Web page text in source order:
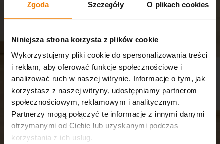
Zgoda Szczegóły O plikach cookies
Niniejsza strona korzysta z plików cookie
Wykorzystujemy pliki cookie do spersonalizowania treści
i reklam, aby oferować funkcje społecznościowe i
analizować ruch w naszej witrynie. Informacje o tym, jak
korzystasz z naszej witryny, udostępniamy partnerom
społecznościowym, reklamowym i analitycznym.
Partnerzy mogą połączyć te informacje z innymi danymi
otrzymanymi od Ciebie lub uzyskanymi podczas
korzystania z ich usług.